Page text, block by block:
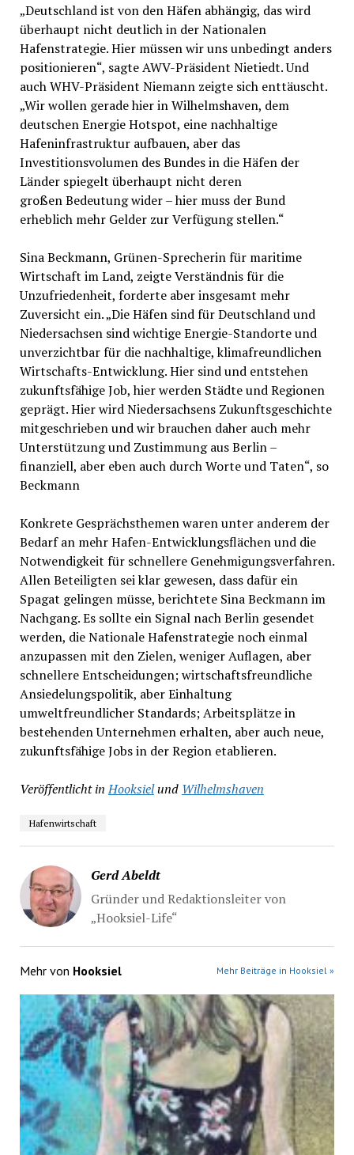
„Deutschland ist von den Häfen abhängig, das wird
überhaupt nicht deutlich in der Nationalen
Hafenstrategie. Hier müssen wir uns unbedingt anders
positionieren“, sagte AWV-Präsident Nietiedt. Und
auch WHV-Präsident Niemann zeigte sich enttäuscht.
„Wir wollen gerade hier in Wilhelmshaven, dem
deutschen Energie Hotspot, eine nachhaltige
Hafeninfrastruktur aufbauen, aber das
Investitionsvolumen des Bundes in die Häfen der
Länder spiegelt überhaupt nicht deren
großen Bedeutung wider – hier muss der Bund
erheblich mehr Gelder zur Verfügung stellen.“
Sina Beckmann, Grünen-Sprecherin für maritime
Wirtschaft im Land, zeigte Verständnis für die
Unzufriedenheit, forderte aber insgesamt mehr
Zuversicht ein. „Die Häfen sind für Deutschland und
Niedersachsen sind wichtige Energie-Standorte und
unverzichtbar für die nachhaltige, klimafreundlichen
Wirtschafts-Entwicklung. Hier sind und entstehen
zukunftsfähige Job, hier werden Städte und Regionen
geprägt. Hier wird Niedersachsens Zukunftsgeschichte
mitgeschrieben und wir brauchen daher auch mehr
Unterstützung und Zustimmung aus Berlin –
finanziell, aber eben auch durch Worte und Taten“, so
Beckmann
Konkrete Gesprächsthemen waren unter anderem der
Bedarf an mehr Hafen-Entwicklungsflächen und die
Notwendigkeit für schnellere Genehmigungsverfahren.
Allen Beteiligten sei klar gewesen, dass dafür ein
Spagat gelingen müsse, berichtete Sina Beckmann im
Nachgang. Es sollte ein Signal nach Berlin gesendet
werden, die Nationale Hafenstrategie noch einmal
anzupassen mit den Zielen, weniger Auflagen, aber
schnellere Entscheidungen; wirtschaftsfreundliche
Ansiedelungspolitik, aber Einhaltung
umweltfreundlicher Standards; Arbeitsplätze in
bestehenden Unternehmen erhalten, aber auch neue,
zukunftsfähige Jobs in der Region etablieren.
Veröffentlicht in Hooksielund Wilhelmshaven
Hafenwirtschaft
Gerd Abeldt
Gründer und Redaktionsleiter von
„Hooksiel-Life“
Mehr von Hooksiel Mehr Beiträge in Hooksiel »